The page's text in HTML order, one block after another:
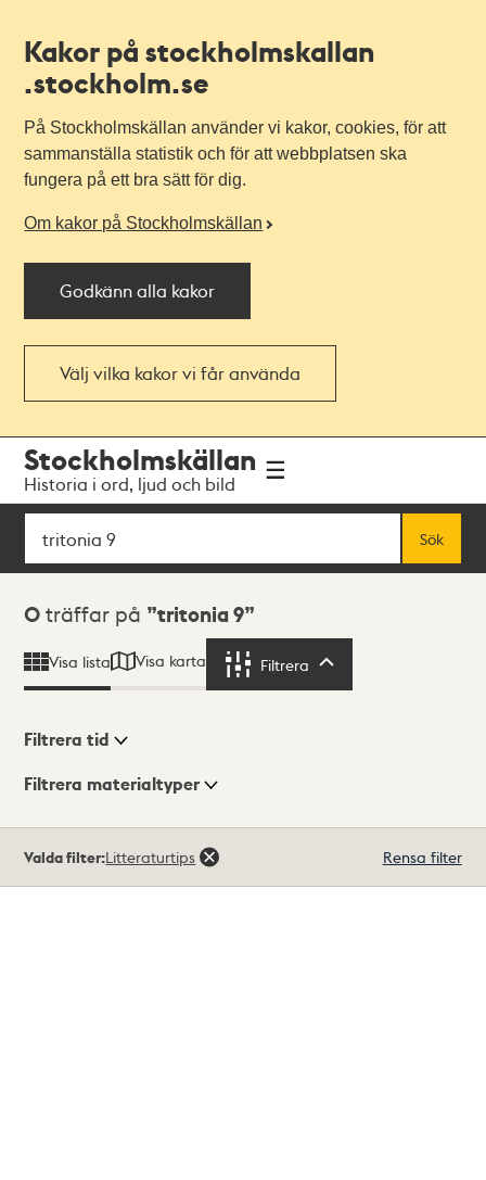
Kakor på stockholmskallan
.stockholm.se
På Stockholmskällan använder vi kakor, cookies, för att
sammanställa statistik och för att webbplatsen ska
fungera på ett bra sätt för dig.
Om kakor på Stockholmskällan
Godkänn alla kakor
Välj vilka kakor vi får använda
navigationen
huvudinnehållet
Stockholmskällan
Historia i ord, ljud och bild
Sök
Sök
Sökresultat
0 träffar på tritonia 9
Visa lista Visa karta Filtrera
Visningsläge
Filtrera tid
Filtrera materialtyper
träffar
Valda filter:Litteraturtips Rensa filter